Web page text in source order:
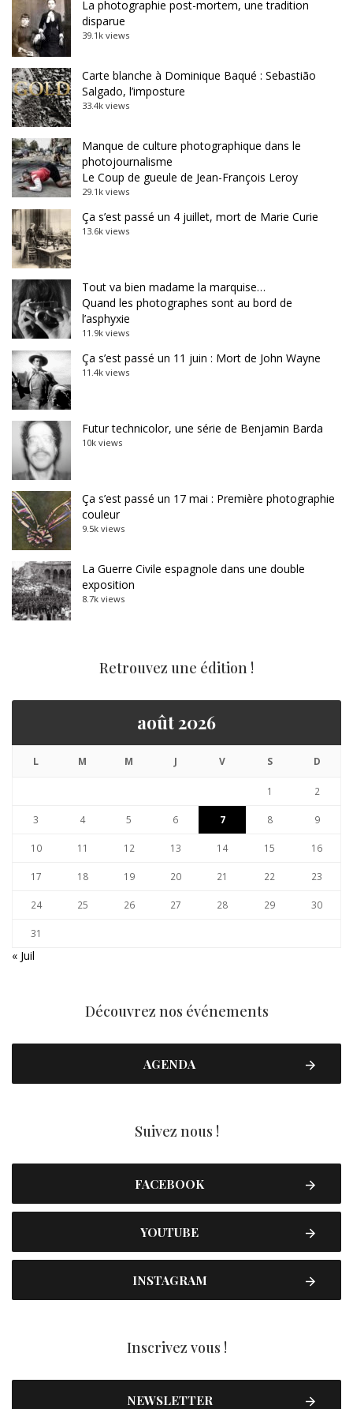
La photographie post-mortem, une tradition
disparue
39.1k views
Carte blanche à Dominique Baqué : Sebastião
Salgado, l’imposture
33.4k views
Manque de culture photographique dans le
photojournalisme
Le Coup de gueule de Jean-François Leroy
29.1k views
Ça s’est passé un 4 juillet, mort de Marie Curie
13.6k views
Tout va bien madame la marquise…
Quand les photographes sont au bord de
l’asphyxie
11.9k views
Ça s’est passé un 11 juin : Mort de John Wayne
11.4k views
Futur technicolor, une série de Benjamin Barda
10k views
Ça s’est passé un 17 mai : Première photographie
couleur
9.5k views
La Guerre Civile espagnole dans une double
exposition
8.7k views
Retrouvez une édition !
août 2026
L M M J V S D
1 2
3 4 5 6 7 8 9
10 11 12 13 14 15 16
17 18 19 20 21 22 23
24 25 26 27 28 29 30
31
« Juil
Découvrez nos événements
AGENDA
Suivez nous !
FACEBOOK
YOUTUBE
INSTAGRAM
Inscrivez vous !
NEWSLETTER